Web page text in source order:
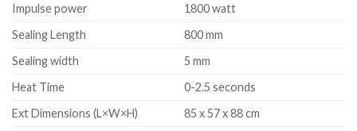
Impulse power
1800 watt
Sealing Length
800 mm
Sealing width
5 mm
Heat Time
0-2.5 seconds
Ext Dimensions (L×W×H)
85 x 57 x 88 cm